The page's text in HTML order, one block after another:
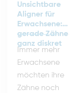
Unsichtbare
Aligner für
Erwachsene:
gerade Zähne
ganz diskret
Immer mehr
Erwachsene
möchten ihre
Zähne noch